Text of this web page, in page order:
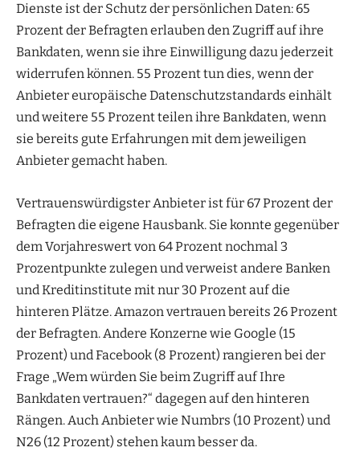
Dienste ist der Schutz der persönlichen Daten: 65
Prozent der Befragten erlauben den Zugriff auf ihre
Bankdaten, wenn sie ihre Einwilligung dazu jederzeit
widerrufen können. 55 Prozent tun dies, wenn der
Anbieter europäische Datenschutzstandards einhält
und weitere 55 Prozent teilen ihre Bankdaten, wenn
sie bereits gute Erfahrungen mit dem jeweiligen
Anbieter gemacht haben.
Vertrauenswürdigster Anbieter ist für 67 Prozent der
Befragten die eigene Hausbank. Sie konnte gegenüber
dem Vorjahreswert von 64 Prozent nochmal 3
Prozentpunkte zulegen und verweist andere Banken
und Kreditinstitute mit nur 30 Prozent auf die
hinteren Plätze. Amazon vertrauen bereits 26 Prozent
der Befragten. Andere Konzerne wie Google (15
Prozent) und Facebook (8 Prozent) rangieren bei der
Frage „Wem würden Sie beim Zugriff auf Ihre
Bankdaten vertrauen?“ dagegen auf den hinteren
Rängen. Auch Anbieter wie Numbrs (10 Prozent) und
N26 (12 Prozent) stehen kaum besser da.